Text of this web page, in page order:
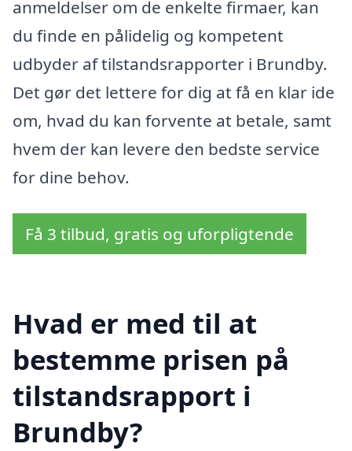
anmeldelser om de enkelte firmaer, kan
du finde en pålidelig og kompetent
udbyder af tilstandsrapporter i Brundby.
Det gør det lettere for dig at få en klar ide
om, hvad du kan forvente at betale, samt
hvem der kan levere den bedste service
for dine behov.
Få 3 tilbud, gratis og uforpligtende
Hvad er med til at
bestemme prisen på
tilstandsrapport i
Brundby?